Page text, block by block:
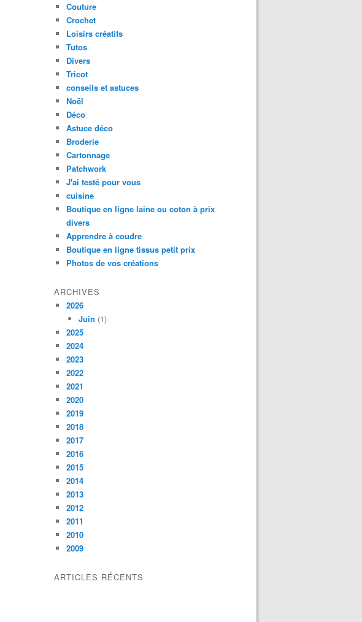
Couture
Crochet
Loisirs créatifs
Tutos
Divers
Tricot
conseils et astuces
Noël
Déco
Astuce déco
Broderie
Cartonnage
Patchwork
J'ai testé pour vous
cuisine
Boutique en ligne laine ou coton à prix
divers
Apprendre à coudre
Boutique en ligne tissus petit prix
Photos de vos créations
ARCHIVES
2026
Juin (1)
2025
2024
2023
2022
2021
2020
2019
2018
2017
2016
2015
2014
2013
2012
2011
2010
2009
ARTICLES RÉCENTS